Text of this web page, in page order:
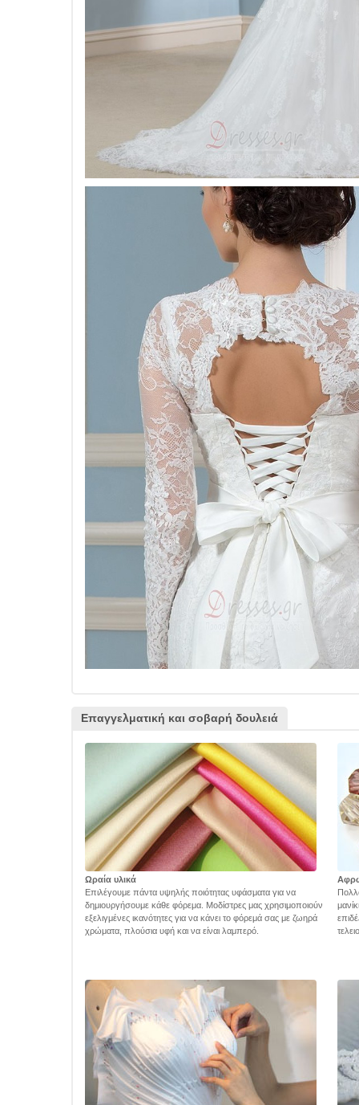
Επαγγελματική και σοβαρή δουλειά
Ωραία υλικά
Επιλέγουμε πάντα υψηλής ποιότητας υφάσματα για να
δημιουργήσουμε κάθε φόρεμα. Μοδίστρες μας χρησιμοποιούν
εξελιγμένες ικανότητες για να κάνει το φόρεμά σας με ζωηρά
χρώματα, πλούσια υφή και να είναι λαμπερό.